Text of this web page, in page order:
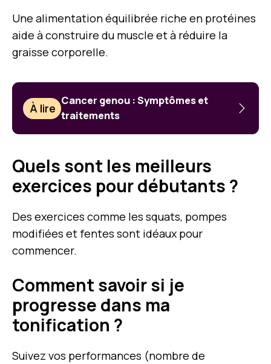
Une alimentation équilibrée riche en protéines
aide à construire du muscle et à réduire la
graisse corporelle.
À lire
Cancer genou : Symptômes et
traitements
Quels sont les meilleurs
exercices pour débutants ?
Des exercices comme les squats, pompes
modifiées et fentes sont idéaux pour
commencer.
Comment savoir si je
progresse dans ma
tonification ?
Suivez vos performances (nombre de